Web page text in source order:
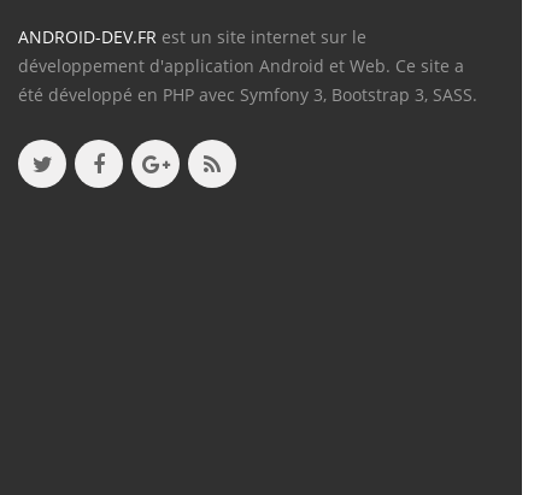
ANDROID-DEV.FR est un site internet sur le
développement d'application Android et Web. Ce site a
été développé en PHP avec Symfony 3, Bootstrap 3, SASS.